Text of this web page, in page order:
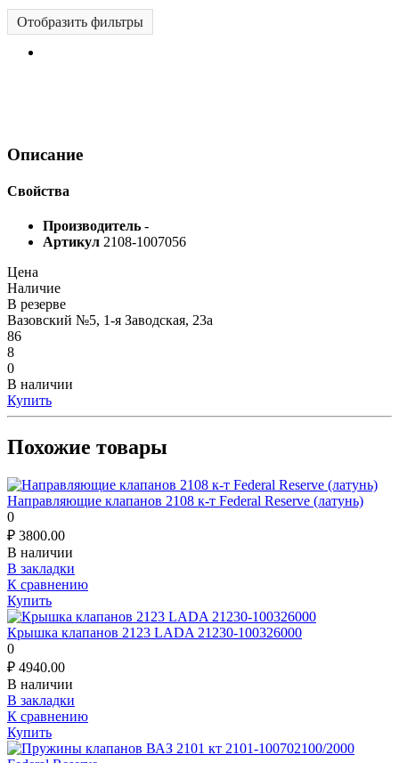
Отобразить фильтры
Описание
Свойства
Производитель -
Артикул 2108-1007056
Цена
Наличие
В резерве
Вазовский №5, 1-я Заводская, 23а
86
8
0
В наличии
Купить
Похожие товары
Направляющие клапанов 2108 к-т Federal Reserve (латунь)
0
₽ 3800.00
В наличии
В закладки
К сравнению
Купить
Крышка клапанов 2123 LADA 21230-100326000
0
₽ 4940.00
В наличии
В закладки
К сравнению
Купить